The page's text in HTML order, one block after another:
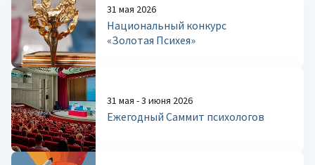
31 мая 2026
Национальный конкурс
«Золотая Психея»
31 мая - 3 июня 2026
Ежегодный Саммит психологов